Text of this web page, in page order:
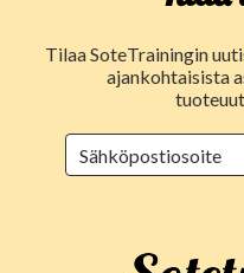
Tilaa SoteTrainingin
ajankohtaisista